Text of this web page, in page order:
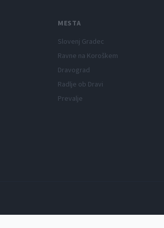
MESTA
Slovenj Gradec
Ravne na Koroškem
Dravograd
Radlje ob Dravi
Prevalje